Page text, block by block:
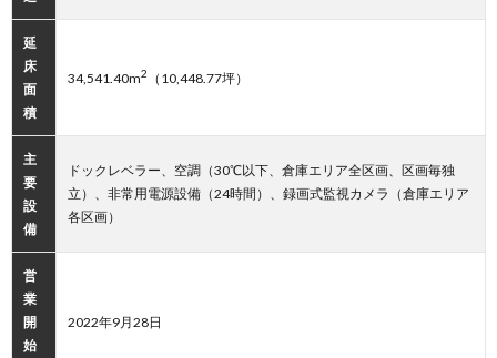
延
床
面
積
34,541.40m2 （10,448.77坪）
主
要
設
備
ドックレベラー、空調（30℃以下、倉庫エリア全区画、区画毎独
立）、非常用電源設備（24時間）、録画式監視カメラ（倉庫エリア
各区画）
営
業
開
始
2022年9月28日